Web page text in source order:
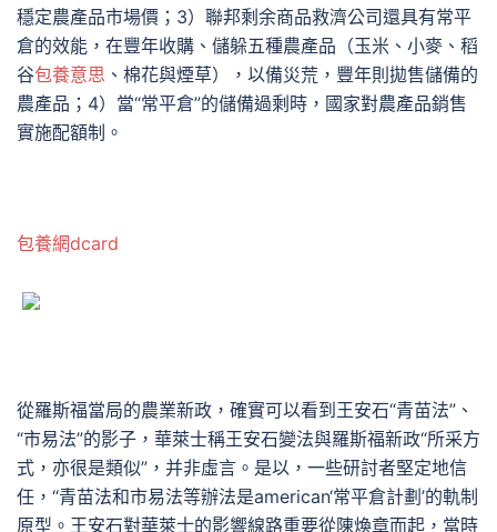
穩定農產品市場價；3）聯邦剩余商品救濟公司還具有常平
倉的效能，在豐年收購、儲躲五種農產品（玉米、小麥、稻
谷包養意思 、棉花與煙草），以備災荒，豐年則拋售儲備的
農產品；4）當“常平倉”的儲備過剩時，國家對農產品銷售
實施配額制。
包養網dcard
從羅斯福當局的農業新政，確實可以看到王安石“青苗法”、
“市易法”的影子，華萊士稱王安石變法與羅斯福新政“所采方
式，亦很是類似”，并非虛言。是以，一些研討者堅定地信
任，“青苗法和市易法等辦法是american‘常平倉計劃’的軌制
原型。王安石對華萊士的影響線路重要從陳煥章而起，當時